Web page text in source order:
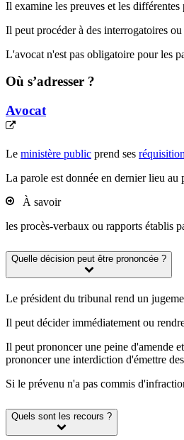
Il examine les preuves et les différentes
Il peut procéder à des interrogatoires
L'avocat n'est pas obligatoire pour les
Où s’adresser ?
Avocat
Le ministère public prend ses
La parole est donnée en dernier lieu au
À savoir
les procès-verbaux ou rapports établis
Quelle décision peut être prononcée ?
Le président du tribunal rend un
Il peut décider immédiatement ou
Il peut prononcer une peine d'amende
prononcer une interdiction d'émettre
Si le prévenu n'a pas commis
Quels sont les recours ?